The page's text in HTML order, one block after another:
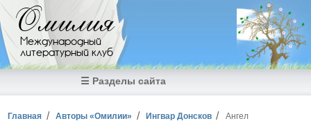
Перейти к основному содержанию
Омилия
Международный
литературный клуб
☰ Разделы сайта
Вы здесь
Главная Авторы «Омилии» Ингвар Донсков Ангел